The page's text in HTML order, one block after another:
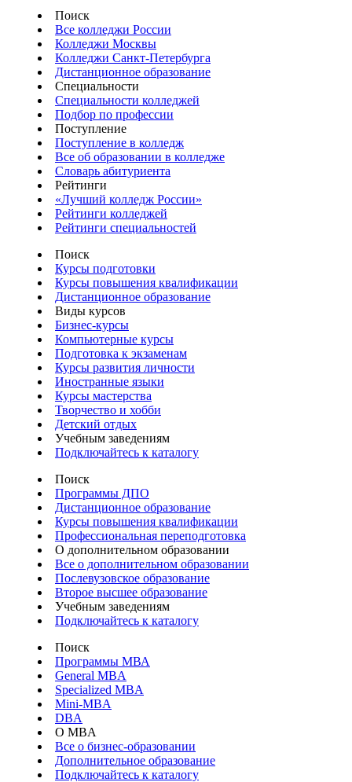
Поиск
Все колледжи России
Колледжи Москвы
Колледжи Санкт-Петербурга
Дистанционное образование
Специальности
Специальности колледжей
Подбор по профессии
Поступление
Поступление в колледж
Все об образовании в колледже
Словарь абитуриента
Рейтинги
«Лучший колледж России»
Рейтинги колледжей
Рейтинги специальностей
Поиск
Курсы подготовки
Курсы повышения квалификации
Дистанционное образование
Виды курсов
Бизнес-курсы
Компьютерные курсы
Подготовка к экзаменам
Курсы развития личности
Иностранные языки
Курсы мастерства
Творчество и хобби
Детский отдых
Учебным заведениям
Подключайтесь к каталогу
Поиск
Программы ДПО
Дистанционное образование
Курсы повышения квалификации
Профессиональная переподготовка
О дополнительном образовании
Все о дополнительном образовании
Послевузовское образование
Второе высшее образование
Учебным заведениям
Подключайтесь к каталогу
Поиск
Программы МВА
General MBA
Specialized MBA
Mini-MBA
DBA
О MBA
Все о бизнес-образовании
Дополнительное образование
Подключайтесь к каталогу